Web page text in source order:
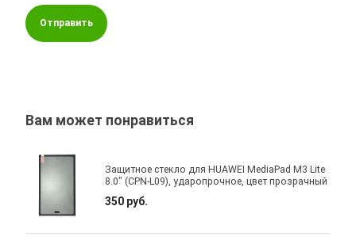
Отправить
Вам может понравиться
Защитное стекло для HUAWEI MediaPad M3 Lite
8.0" (CPN-L09), ударопрочное, цвет прозрачный
350 руб.